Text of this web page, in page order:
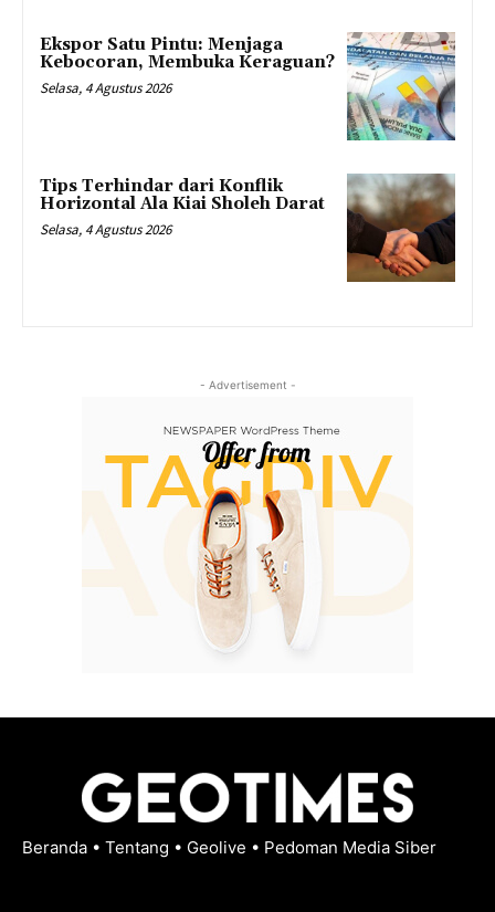
Ekspor Satu Pintu: Menjaga
Kebocoran, Membuka Keraguan?
Selasa, 4 Agustus 2026
Tips Terhindar dari Konflik
Horizontal Ala Kiai Sholeh Darat
Selasa, 4 Agustus 2026
- Advertisement -
Beranda • Tentang • Geolive • Pedoman Media Siber